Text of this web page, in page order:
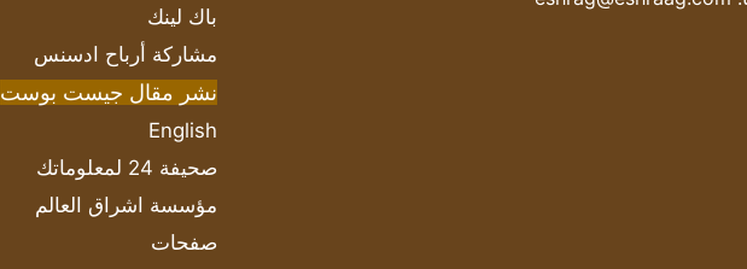
باك لينك
مشاركة أرباح ادسنس
نشر مقال جيست بوست
English
صحيفة 24 لمعلوماتك
مؤسسة اشراق العالم
صفحات